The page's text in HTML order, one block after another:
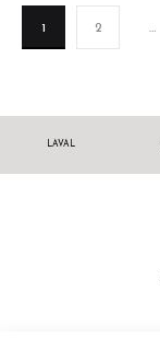
1 2 …
LAVAL